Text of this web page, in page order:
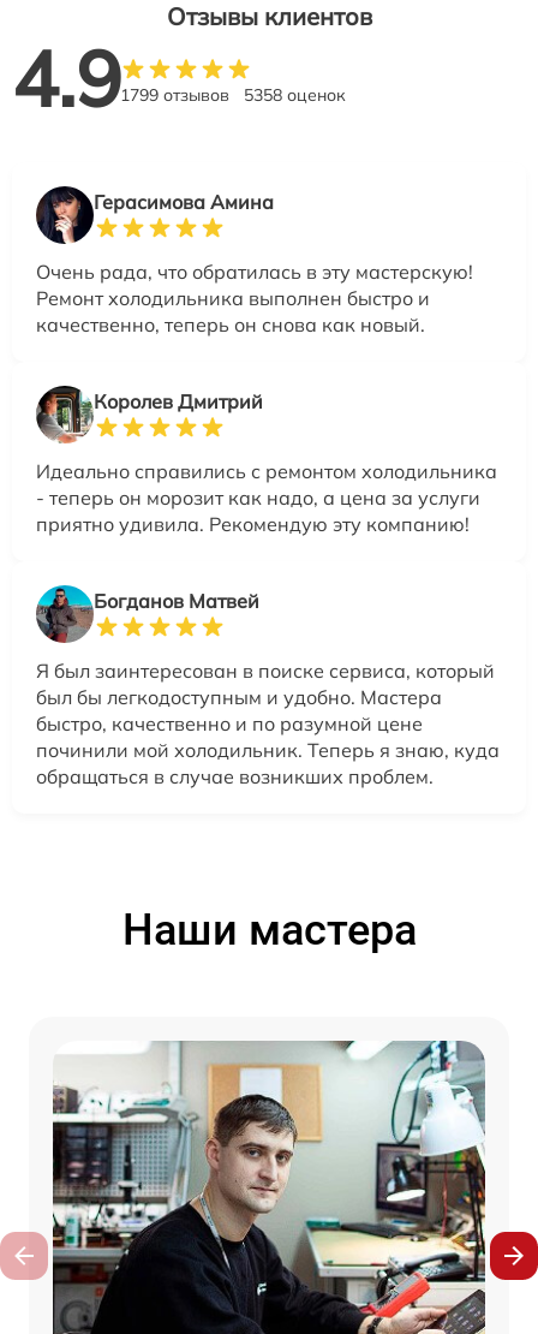
Отзывы клиентов
4.91799 отзывов 5358 оценок
Герасимова Амина
Очень рада, что обратилась в эту мастерскую!
Ремонт холодильника выполнен быстро и
качественно, теперь он снова как новый.
Королев Дмитрий
Идеально справились с ремонтом холодильника
- теперь он морозит как надо, а цена за услуги
приятно удивила. Рекомендую эту компанию!
Богданов Матвей
Я был заинтересован в поиске сервиса, который
был бы легкодоступным и удобно. Мастера
быстро, качественно и по разумной цене
починили мой холодильник. Теперь я знаю, куда
обращаться в случае возникших проблем.
Наши мастера